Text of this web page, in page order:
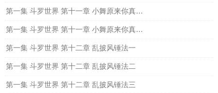
第一集 斗罗世界 第十一章 小舞原来你真的是个兔子三
第一集 斗罗世界 第十一章 小舞原来你真的是个兔子四
第一集 斗罗世界 第十二章 乱披风锤法一
第一集 斗罗世界 第十二章 乱披风锤法二
第一集 斗罗世界 第十二章 乱披风锤法三